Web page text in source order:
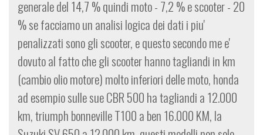
generale del 14,7 % quindi moto - 7,2 % e scooter - 20
% se facciamo un analisi logica dei dati i piu'
penalizzati sono gli scooter, e questo secondo me e'
dovuto al fatto che gli scooter hanno tagliandi in km
(cambio olio motore) molto inferiori delle moto, honda
ad esempio sulle sue CBR 500 ha tagliandi a 12.000
km, triumph bonneville T100 a ben 16.000 KM, la